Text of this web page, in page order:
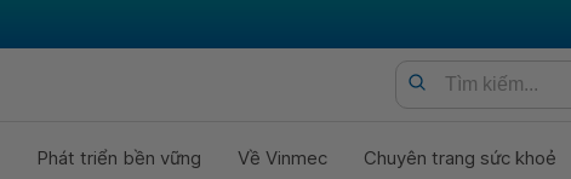
Phát triển bền vững Về Vinmec Chuyên trang sức khoẻ